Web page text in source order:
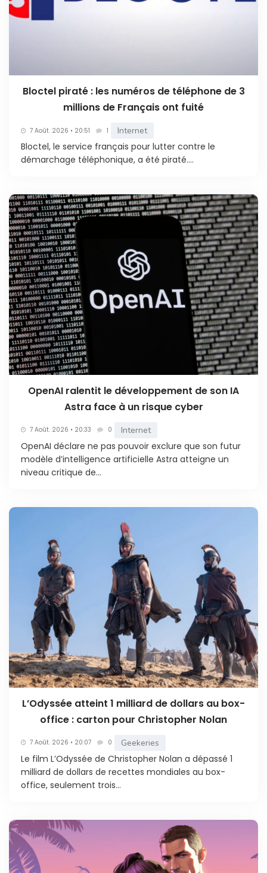
Bloctel piraté : les numéros de téléphone de 3
millions de Français ont fuité
7 Août. 2026 • 20:51 1 Internet
Bloctel, le service français pour lutter contre le
démarchage téléphonique, a été piraté....
OpenAI ralentit le développement de son IA
Astra face à un risque cyber
7 Août. 2026 • 20:33 0 Internet
OpenAI déclare ne pas pouvoir exclure que son futur
modèle d’intelligence artificielle Astra atteigne un
niveau critique de...
L’Odyssée atteint 1 milliard de dollars au box-
office : carton pour Christopher Nolan
7 Août. 2026 • 20:07 0 Geekeries
Le film L’Odyssée de Christopher Nolan a dépassé 1
milliard de dollars de recettes mondiales au box-
office, seulement trois...